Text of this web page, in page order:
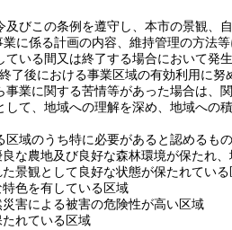
及びこの条例を遵守し、本市の景観、
業に係る計画の内容、維持管理の方法
ている間又は終了する場合において発
了後における事業区域の有効利用に努
業に関する苦情等があった場合は、
て、地域への理解を深め、地域への
区域のうち特に必要があると認めるも
な農地及び良好な森林環境が保たれ
景観として良好な状態が保たれている
色を有している区域
害による被害の危険性が高い区域
れている区域